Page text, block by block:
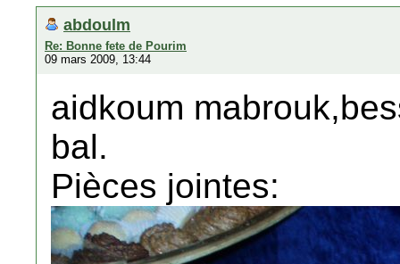
abdoulm
Re: Bonne fete de Pourim
09 mars 2009, 13:44
aidkoum
bal.
Pièces jointes: